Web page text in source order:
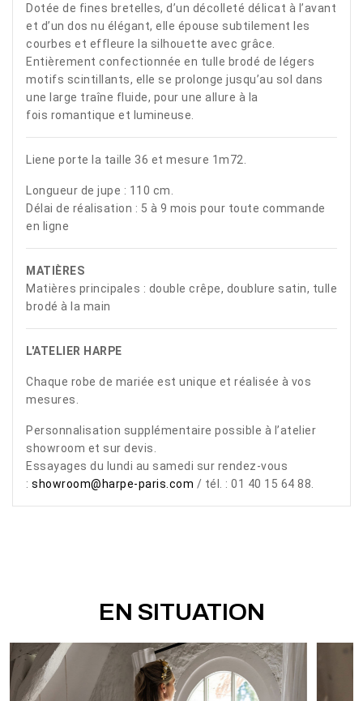
Dotée de fines bretelles, d’un décolleté délicat à l’avant
et d’un dos nu élégant, elle épouse subtilement les
courbes et effleure la silhouette avec grâce.
Entièrement confectionnée en tulle brodé de légers
motifs scintillants, elle se prolonge jusqu’au sol dans
une large traîne fluide, pour une allure à la
fois romantique et lumineuse.
Liene porte la taille 36 et mesure 1m72.
Longueur de jupe : 110 cm.
Délai de réalisation : 5 à 9 mois pour toute commande
en ligne
MATIÈRES
Matières principales : double crêpe, doublure satin, tulle
brodé à la main
L'ATELIER HARPE
Chaque robe de mariée est unique et réalisée à vos
mesures.
Personnalisation supplémentaire possible à l’atelier
showroom et sur devis.
Essayages du lundi au samedi sur rendez-vous
: showroom@harpe-paris.com / tél. : 01 40 15 64 88.
EN SITUATION